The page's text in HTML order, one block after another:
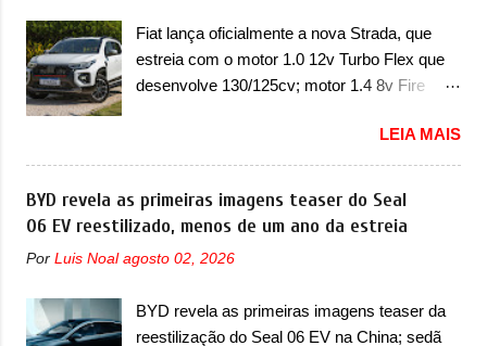
causar a perda de força motriz, requerendo a
atualização do software do modulo de...
zero, apelidada de "Bolinha" por suas formas
arredondadas. Além do Gol, outro
Volkswagen fazia sua estréia no mercado.
que chegava depois de um ano de atraso. A
invasão de 1994 foi marcava pelos
franceses, alemães, japoneses e coreanos
que chegaram arrancando corações em
nosso mercado. Os importados que mais se
Renault R19 que vinha em 3 versões de
carroceria, sendo duas do hatch e o sedan, a
Fiat lança oficialmente a nova Strada, que
estreia com o motor 1.0 12v Turbo Flex que
desenvolve 130/125cv; motor 1.4 8v Fire
oficialmente a nova Strada, que aparece com
mudanças visuais e com uma nova opção de
motor. Depois da picape compacta receber o
câmbio automático CVT no ano passado, a
do motor 1.0 12v Turbo Flex, conhecido
a Fiat Strada soube ser mutável com
LEIA MAIS
BYD revela as primeiras imagens teaser do Seal
06 EV reestilizado, menos de um ano da estreia
Por Luis Noal agosto 02, 2026
BYD revela as primeiras imagens teaser da
reestilização do Seal 06 EV na China; sedã